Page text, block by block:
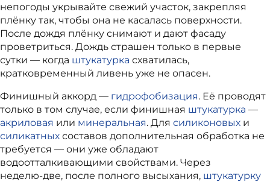
непогоды укрывайте свежий участок, закрепляя
плёнку так, чтобы она не касалась поверхности.
После дождя плёнку снимают и дают фасаду
проветриться. Дождь страшен только в первые
сутки — когда штукатурка схватилась,
кратковременный ливень уже не опасен.
Финишный аккорд — гидрофобизация. Её проводят
только в том случае, если финишная штукатурка —
акриловая или минеральная. Для силиконовых и
силикатных составов дополнительная обработка не
требуется — они уже обладают
водоотталкивающими свойствами. Через
неделю‑две, после полного высыхания, штукатурку